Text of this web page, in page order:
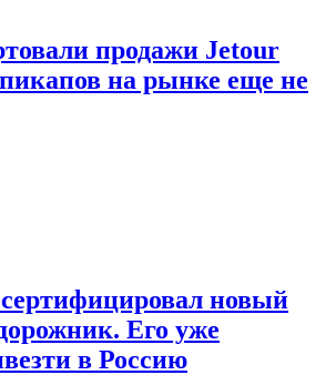
продажи Jetour
на рынке еще не
новый
Его уже
в Россию